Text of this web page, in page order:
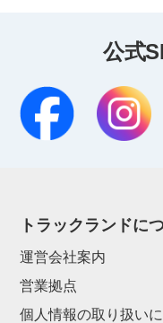
公式
トラックランドに
運営会社案内
営業拠点
個人情報の取り扱い